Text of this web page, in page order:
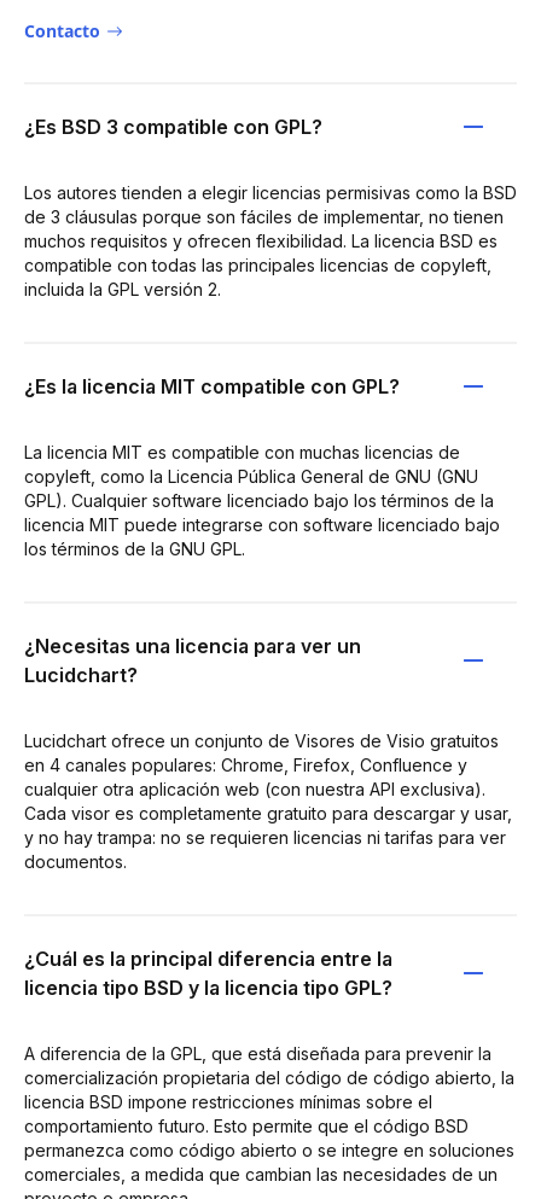
Contacto
¿Es BSD 3 compatible con GPL?
Los autores tienden a elegir licencias permisivas como la BSD
de 3 cláusulas porque son fáciles de implementar, no tienen
muchos requisitos y ofrecen flexibilidad. La licencia BSD es
compatible con todas las principales licencias de copyleft,
incluida la GPL versión 2.
¿Es la licencia MIT compatible con GPL?
La licencia MIT es compatible con muchas licencias de
copyleft, como la Licencia Pública General de GNU (GNU
GPL). Cualquier software licenciado bajo los términos de la
licencia MIT puede integrarse con software licenciado bajo
los términos de la GNU GPL.
¿Necesitas una licencia para ver un
Lucidchart?
Lucidchart ofrece un conjunto de Visores de Visio gratuitos
en 4 canales populares: Chrome, Firefox, Confluence y
cualquier otra aplicación web (con nuestra API exclusiva).
Cada visor es completamente gratuito para descargar y usar,
y no hay trampa: no se requieren licencias ni tarifas para ver
documentos.
¿Cuál es la principal diferencia entre la
licencia tipo BSD y la licencia tipo GPL?
A diferencia de la GPL, que está diseñada para prevenir la
comercialización propietaria del código de código abierto, la
licencia BSD impone restricciones mínimas sobre el
comportamiento futuro. Esto permite que el código BSD
permanezca como código abierto o se integre en soluciones
comerciales, a medida que cambian las necesidades de un